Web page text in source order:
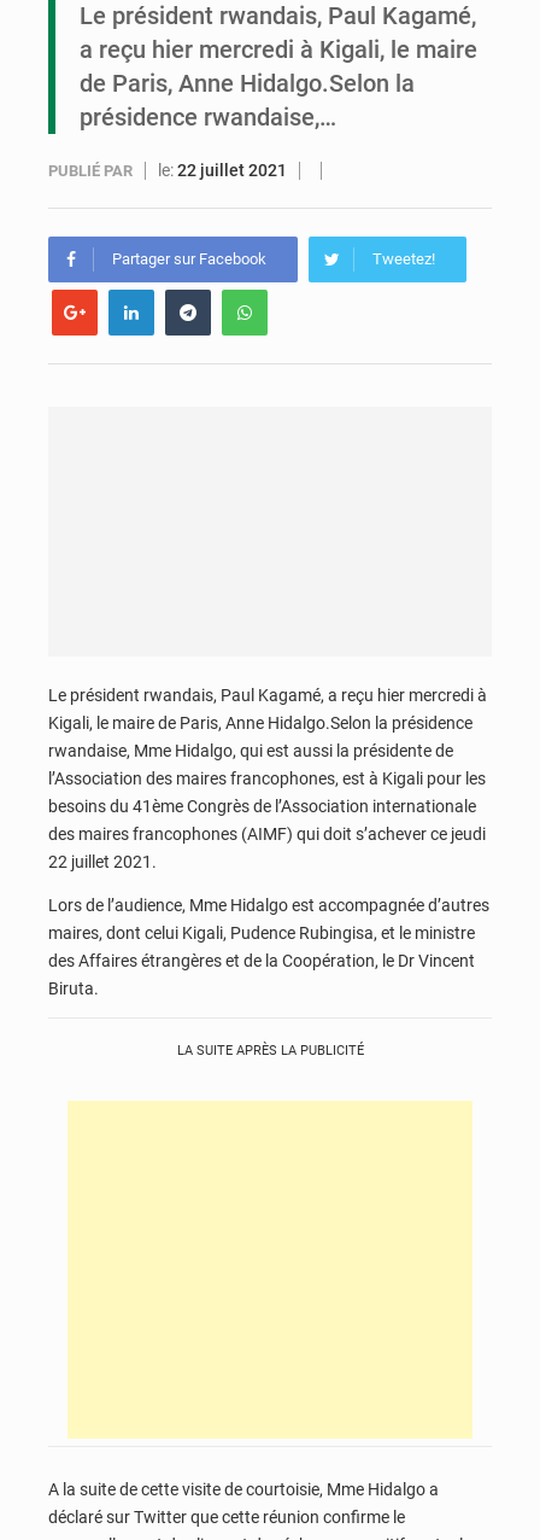
Compétitions africaines : la CAF ferme la porte à l’AC Léopards et à l’AS Otohô
Le président rwandais, Paul Kagamé,
a reçu hier mercredi à Kigali, le maire
de Paris, Anne Hidalgo.Selon la
présidence rwandaise,…
PUBLIÉ PAR le:22 juillet 2021
Partager sur Facebook Tweetez!
Le président rwandais, Paul Kagamé, a reçu hier mercredi à
Kigali, le maire de Paris, Anne Hidalgo.Selon la présidence
rwandaise, Mme Hidalgo, qui est aussi la présidente de
l’Association des maires francophones, est à Kigali pour les
besoins du 41ème Congrès de l’Association internationale
des maires francophones (AIMF) qui doit s’achever ce jeudi
22 juillet 2021.
Lors de l’audience, Mme Hidalgo est accompagnée d’autres
maires, dont celui Kigali, Pudence Rubingisa, et le ministre
des Affaires étrangères et de la Coopération, le Dr Vincent
Biruta.
LA SUITE APRÈS LA PUBLICITÉ
A la suite de cette visite de courtoisie, Mme Hidalgo a
déclaré sur Twitter que cette réunion confirme le